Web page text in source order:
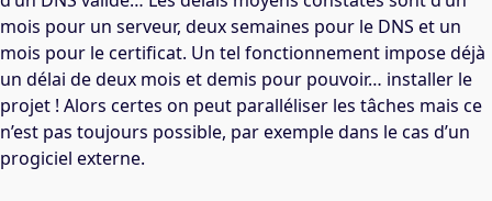
mois pour un serveur, deux semaines pour le DNS et un
mois pour le certificat. Un tel fonctionnement impose déjà
un délai de deux mois et demis pour pouvoir… installer le
projet ! Alors certes on peut paralléliser les tâches mais ce
n’est pas toujours possible, par exemple dans le cas d’un
progiciel externe.